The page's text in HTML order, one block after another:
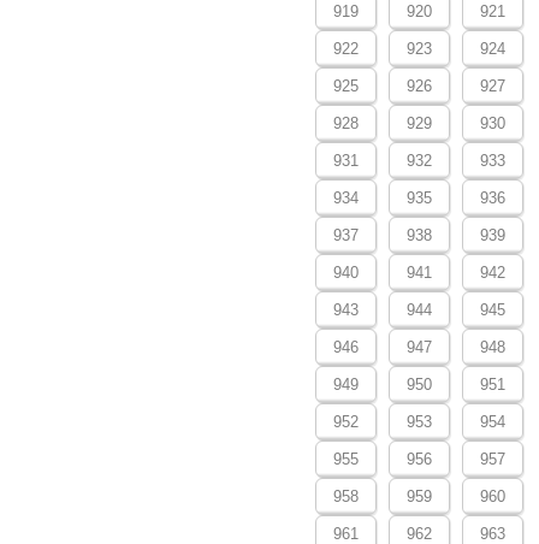
919 920 921
922 923 924
925 926 927
928 929 930
931 932 933
934 935 936
937 938 939
940 941 942
943 944 945
946 947 948
949 950 951
952 953 954
955 956 957
958 959 960
961 962 963